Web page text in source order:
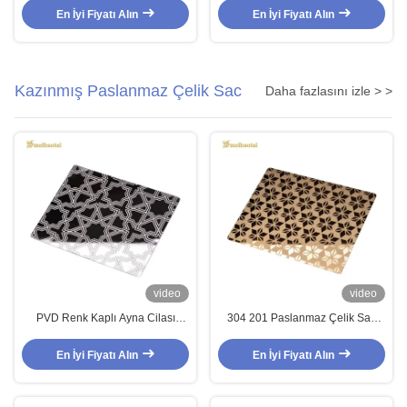
Kalınlığı Su Dalgalanması
En İyi Fiyatı Alın
1500x3000mm Boyutu Dekoratif
En İyi Fiyatı Alın
Kazınmış Paslanmaz Çelik Sac Daha fazlasını izle > >
video
PVD Renk Kaplı Ayna Cilası
Levhası 1.0mm Kalınlık
En İyi Fiyatı Alın
video
304 201 Paslanmaz Çelik Sac
En İyi Fiyatı Alın